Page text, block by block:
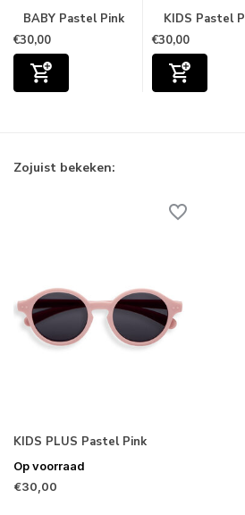
BABY Pastel Pink
€30,00
KIDS Pastel
€30,00
Zojuist bekeken:
KIDS PLUS Pastel Pink
Op voorraad
€30,00